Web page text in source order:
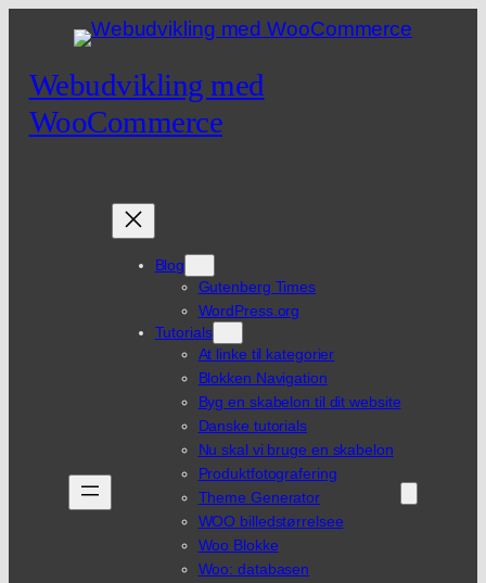
indhold
Webudvikling med
WooCommerce
Blog
Gutenberg Times
WordPress.org
Tutorials
At linke til kategorier
Blokken Navigation
Byg en skabelon til dit website
Danske tutorials
Nu skal vi bruge en skabelon
Produktfotografering
Theme Generator
WOO billedstørrelsee
Woo Blokke
Woo: databasen